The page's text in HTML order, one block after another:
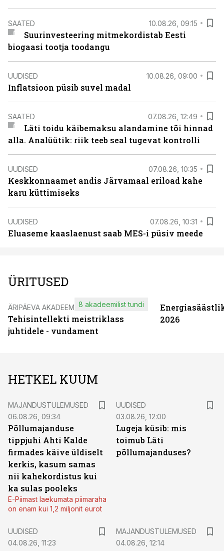
SAATED 10.08.26, 09:15
Suurinvesteering mitmekordistab Eesti
biogaasi tootja toodangu
UUDISED 10.08.26, 09:00
Inflatsioon püsib suvel madal
SAATED 07.08.26, 12:49
Läti toidu käibemaksu alandamine tõi hinnad
alla. Analüütik: riik teeb seal tugevat kontrolli
UUDISED 07.08.26, 10:35
Keskkonnaamet andis Järvamaal eriload kahe
karu küttimiseks
UUDISED 07.08.26, 10:31
Eluaseme kaaslaenust saab MES-i püsiv meede
ÜRITUSED
ÄRIPÄEVA AKADEEMIA
Tehisintellekti meistriklass
juhtidele - vundament
8 akadeemilist tundi
2026
HETKEL KUUM
MAJANDUSTULEMUSED
06.08.26, 09:34
Põllumajanduse
tippjuhi Ahti Kalde
firmades käive üldiselt
kerkis, kasum samas
nii kahekordistus kui
ka sulas pooleks
E-Piimast laekumata piimaraha
on enam kui 1,2 miljonit eurot
UUDISED
03.08.26, 12:00
Lugeja küsib: mis
toimub Läti
põllumajanduses?
UUDISED
04.08.26, 11:23
MAJANDUSTULEMUSED
04.08.26, 12:14